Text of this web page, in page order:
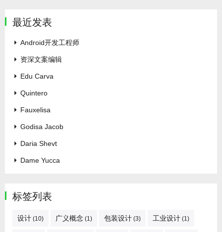
最近发表
Android开发工程师
资深文案编辑
Edu Carva
Quintero
Fauxelisa
Godisa Jacob
Daria Shevt
Dame Yucca
标签列表
设计 (10) 广义概念 (1) 包装设计 (3) 工业设计 (1)